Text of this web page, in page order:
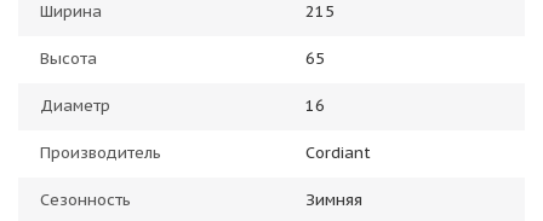
Ширина 215
Высота 65
Диаметр 16
Производитель Cordiant
Сезонность Зимняя